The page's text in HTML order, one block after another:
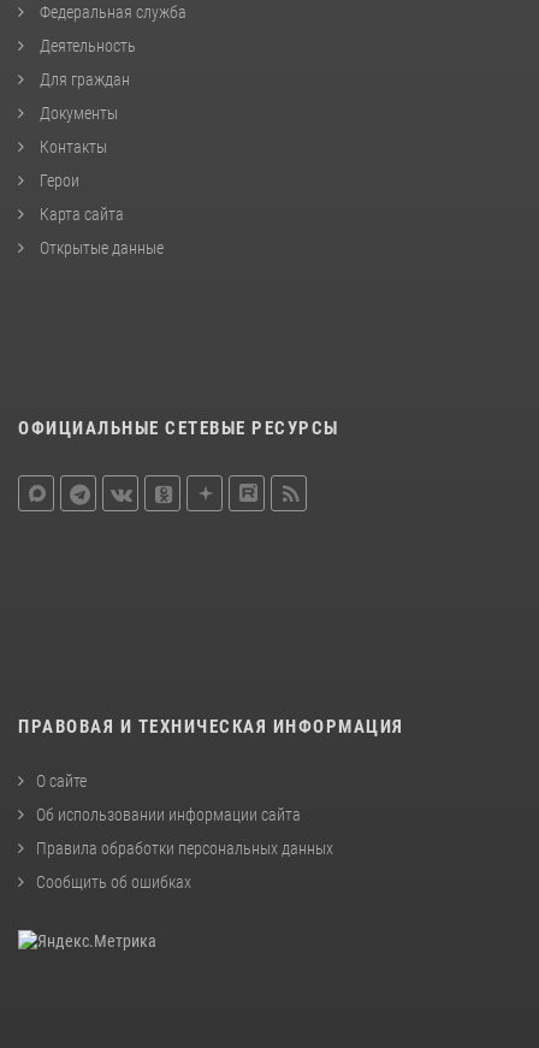
Федеральная служба
Деятельность
Для граждан
Документы
Контакты
Герои
Карта сайта
Открытые данные
ОФИЦИАЛЬНЫЕ СЕТЕВЫЕ РЕСУРСЫ
ПРАВОВАЯ И ТЕХНИЧЕСКАЯ ИНФОРМАЦИЯ
О сайте
Об использовании информации сайта
Правила обработки персональных данных
Сообщить об ошибках